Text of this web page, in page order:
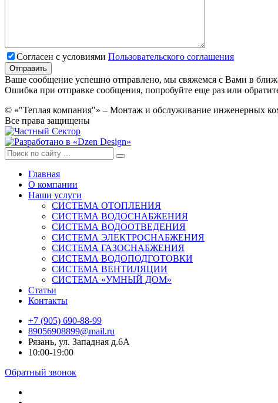
Согласен с условиями Пользовательского соглашения
Ваше сообщение успешно отправлено, мы свяжемся с Вами в
Ошибка при отправке сообщения, попробуйте еще раз или
© «"Теплая компания"» – Монтаж и обслуживание инженерных
Все права защищены
Главная
О компании
Наши услуги
СИСТЕМА ОТОПЛЕНИЯ
СИСТЕМА ВОДОСНАБЖЕНИЯ
СИСТЕМА ВОДООТВЕДЕНИЯ
СИСТЕМА ЭЛЕКТРОСНАБЖЕНИЯ
СИСТЕМА ГАЗОСНАБЖЕНИЯ
СИСТЕМА ВОДОПОДГОТОВКИ
СИСТЕМА ВЕНТИЛЯЦИИ
СИСТЕМА «УМНЫЙ ДОМ»
Статьи
Контакты
+7 (905) 690-88-99
89056908899@mail.ru
Рязань, ул. Западная д.6А
10:00-19:00
Обратный звонок